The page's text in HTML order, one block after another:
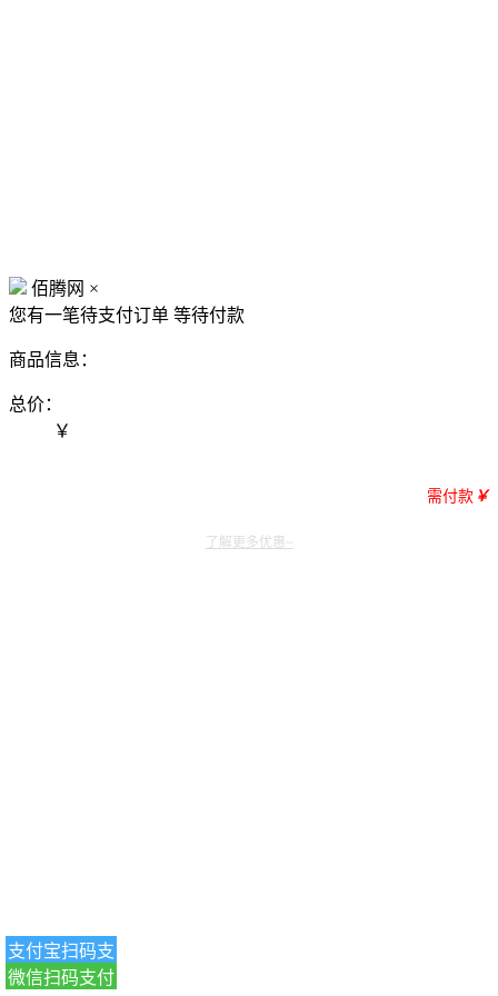
佰腾网 ×
您有一笔待支付订单 等待付款
商品信息：
总价：
￥
需付款 ￥
支付宝扫码支
付
微信扫码支付
了解更多优惠~